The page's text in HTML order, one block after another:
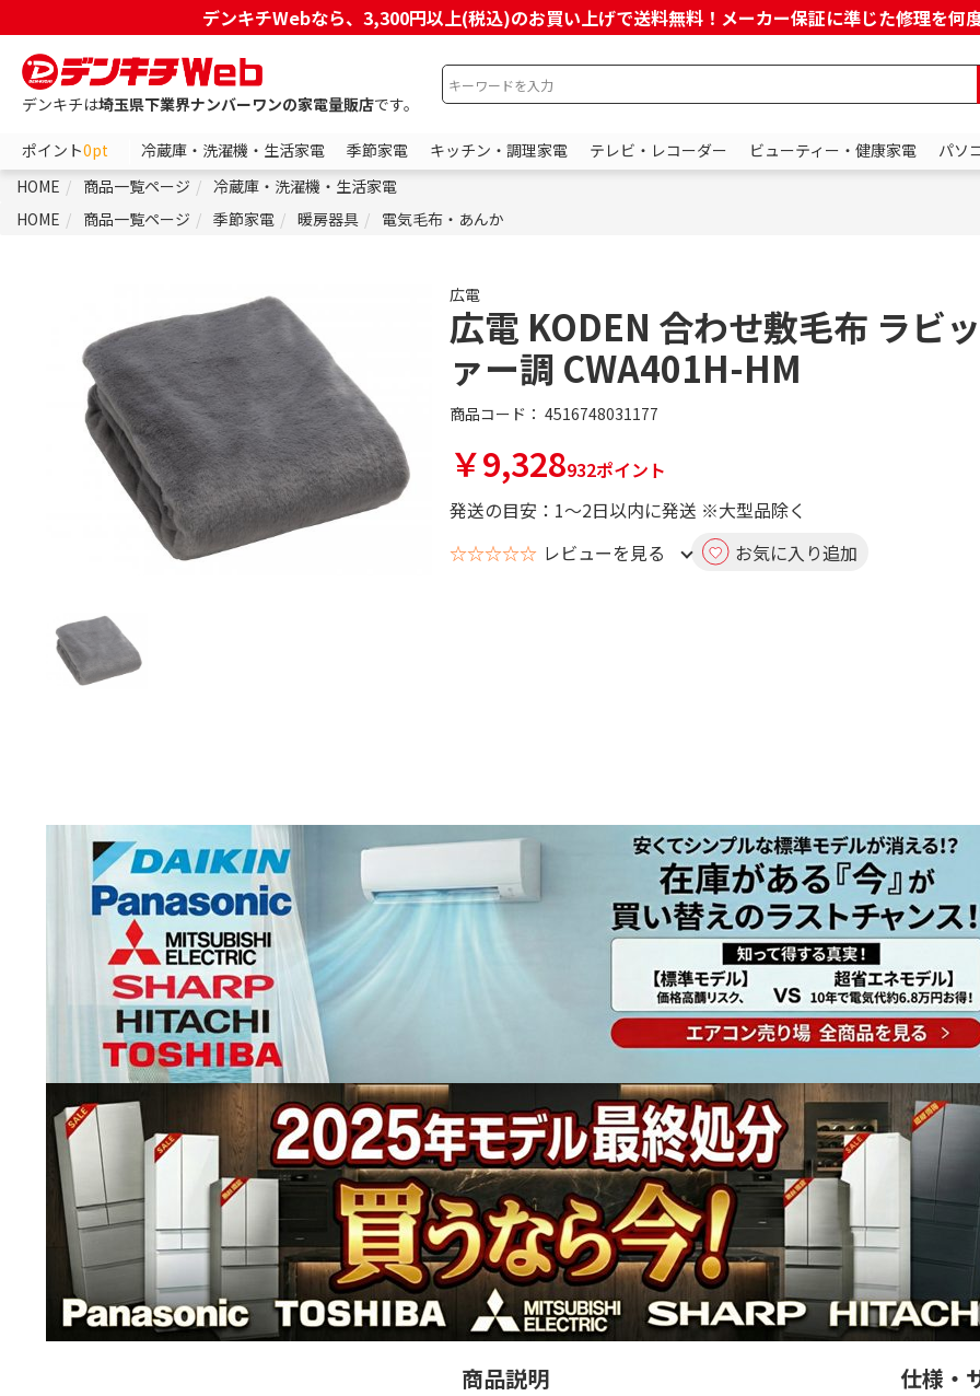
デンキチWebなら、3,300円以上(税込)のお買い上げで送料無料！メーカー保証に準じた修理を何
デンキチは埼玉県下業界ナンバーワンの家電量販店です。
ポイント0pt 冷蔵庫・洗濯機・生活家電 季節家電 キッチン・調理家電 テレビ・レコーダー ビューティー・健康家電
パソ
HOME
商品一覧ページ
冷蔵庫・洗濯機・生活家電
HOME
商品一覧ページ 季節家電 暖房器具 電気毛布・あんか
広電
広電 KODEN 合わせ敷毛布 ラビ
ァー調 CWA401H-HM
商品コード： 4516748031177
￥9,328932ポイント
発送の目安：1～2日以内に発送 ※大型品除く
☆☆☆☆☆ レビューを見る お気に入り追加
商品説明 仕様・